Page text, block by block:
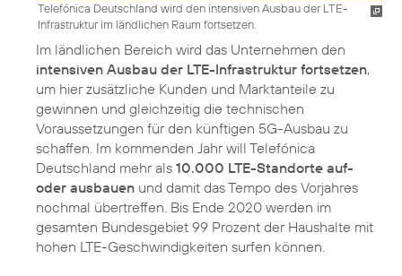
Telefónica Deutschland wird den intensiven Ausbau der LTE-
Infrastruktur im ländlichen Raum fortsetzen.
Im ländlichen Bereich wird das Unternehmen den
intensiven Ausbau der LTE-Infrastruktur fortsetzen,
um hier zusätzliche Kunden und Marktanteile zu
gewinnen und gleichzeitig die technischen
Voraussetzungen für den künftigen 5G-Ausbau zu
schaffen. Im kommenden Jahr will Telefónica
Deutschland mehr als 10.000 LTE-Standorte auf-
oder ausbauen und damit das Tempo des Vorjahres
nochmal übertreffen. Bis Ende 2020 werden im
gesamten Bundesgebiet 99 Prozent der Haushalte mit
hohen LTE-Geschwindigkeiten surfen können.